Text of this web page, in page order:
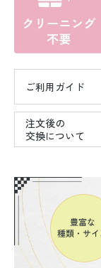
ご利用ガイド
注文後の
交換について